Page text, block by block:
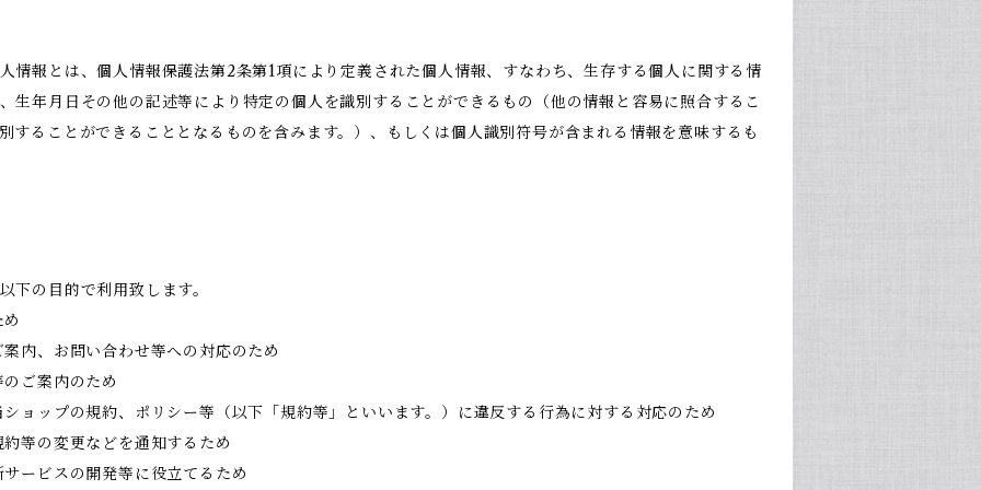
情報とは、個人情報保護法第2条第1項により定義された個人情報、すなわち、生存する個人に関する情
生年月日その他の記述等により特定の個人を識別することができるもの（他の情報と容易に照合するこ
することができることとなるものを含みます。）、もしくは個人識別符号が含まれる情報を意味するも
下の目的で利用致します。
内、お問い合わせ等への対応のため
ご案内のため
ョップの規約、ポリシー等（以下「規約等」といいます。）に違反する行為に対する対応のため
等の変更などを通知するため
ービスの開発等に役立てるため